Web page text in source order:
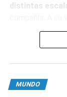
designado por
provocaron
precisó.
“Si hace falta,
distintas
siendo
, que le
azafata
MUNDO